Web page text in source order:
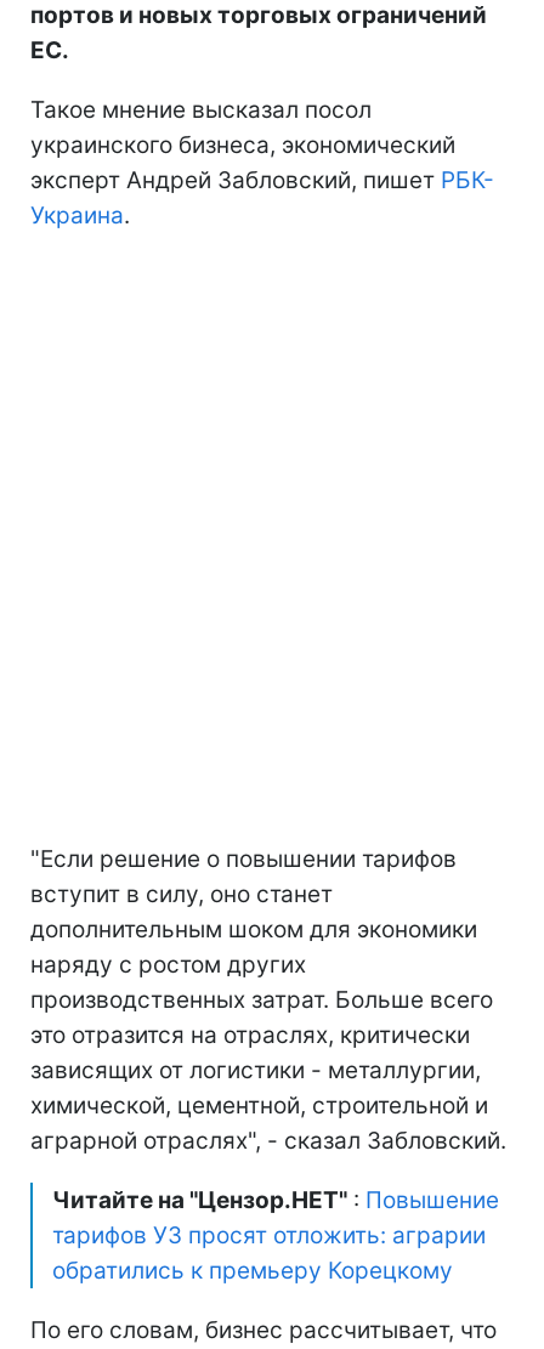
портов и новых торговых ограничений
ЕС.
Такое мнение высказал посол
украинского бизнеса, экономический
эксперт Андрей Забловский, пишет РБК-
Украина.
"Если решение о повышении тарифов
вступит в силу, оно станет
дополнительным шоком для экономики
наряду с ростом других
производственных затрат. Больше всего
это отразится на отраслях, критически
зависящих от логистики - металлургии,
химической, цементной, строительной и
аграрной отраслях", - сказал Забловский.
Читайте на "Цензор.НЕТ" : Повышение
тарифов УЗ просят отложить: аграрии
обратились к премьеру Корецкому
По его словам, бизнес рассчитывает, что